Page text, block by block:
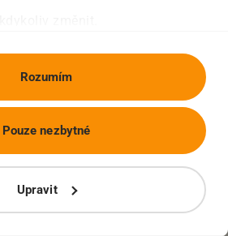
Rozumím
Upravit
Pouze nezbytné